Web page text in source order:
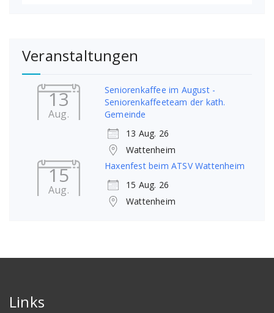
Veranstaltungen
13
Aug.
Seniorenkaffee im August -
Seniorenkaffeeteam der kath.
Gemeinde
13 Aug. 26
Wattenheim
15
Aug.
Haxenfest beim ATSV Wattenheim
15 Aug. 26
Wattenheim
Links